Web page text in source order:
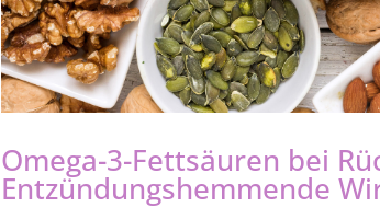
Omega-3-Fettsäuren bei
Entzündungshemmende